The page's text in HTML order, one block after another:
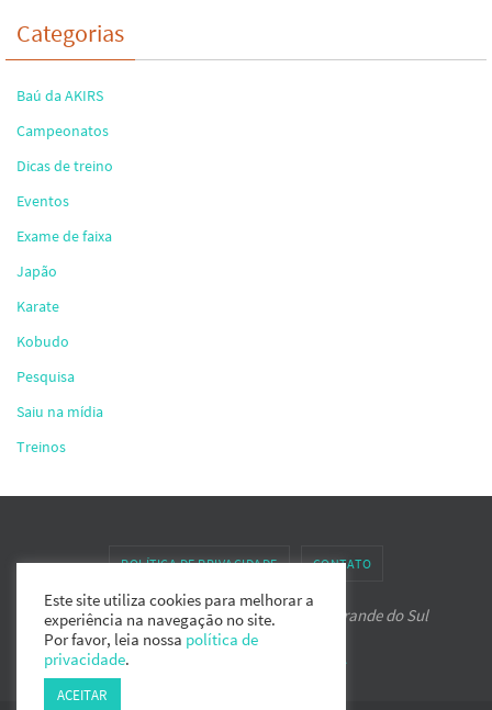
Categorias
Baú da AKIRS
Campeonatos
Dicas de treino
Eventos
Exame de faixa
Japão
Karate
Kobudo
Pesquisa
Saiu na mídia
Treinos
POLÍTICA DE PRIVACIDADE CONTATO
Associação de Karate-do IPPON do Rio Grande do Sul
WordPress.
Este site utiliza cookies para melhorar a
experiência na navegação no site.
Por favor, leia nossa política de
privacidade.
ACEITAR